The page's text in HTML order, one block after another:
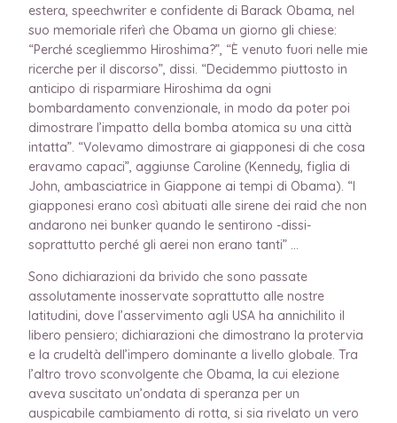
estera, speechwriter e confidente di Barack Obama, nel
suo memoriale riferì che Obama un giorno gli chiese:
“Perché scegliemmo Hiroshima?”, “È venuto fuori nelle mie
ricerche per il discorso”, dissi. “Decidemmo piuttosto in
anticipo di risparmiare Hiroshima da ogni
bombardamento convenzionale, in modo da poter poi
dimostrare l’impatto della bomba atomica su una città
intatta”. “Volevamo dimostrare ai giapponesi di che cosa
eravamo capaci”, aggiunse Caroline (Kennedy, figlia di
John, ambasciatrice in Giappone ai tempi di Obama). “I
giapponesi erano così abituati alle sirene dei raid che non
andarono nei bunker quando le sentirono -dissi-
soprattutto perché gli aerei non erano tanti” …
Sono dichiarazioni da brivido che sono passate
assolutamente inosservate soprattutto alle nostre
latitudini, dove l’asservimento agli USA ha annichilito il
libero pensiero; dichiarazioni che dimostrano la protervia
e la crudeltà dell’impero dominante a livello globale. Tra
l’altro trovo sconvolgente che Obama, la cui elezione
aveva suscitato un’ondata di speranza per un
auspicabile cambiamento di rotta, si sia rivelato un vero